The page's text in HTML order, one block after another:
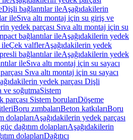
Dişli bağlantılar ileAşağıdakilerin
ileSıva altı montaj için su giriş ve
yedek parçası Sıva altı montaj için su
bağlantılar ileAşağıdakilerin yedek
ileÇek valflerAşağıdakilerin yedek
bağlantılar ileAşağıdakilerin yedek
ileSıva altı montaj için su sayacı
Sıva altı montaj için su sayacı
yedek parçası Dişli
ve soğutmaSistem
parçası Sistem borularıDöşeme
Boru zımbalarıBeton katkılarıBoru
dolaplarıAşağıdakilerin yedek parçası
dağıtım dolaplarıAşağıdakilerin
dolaplarıDağıtıcı